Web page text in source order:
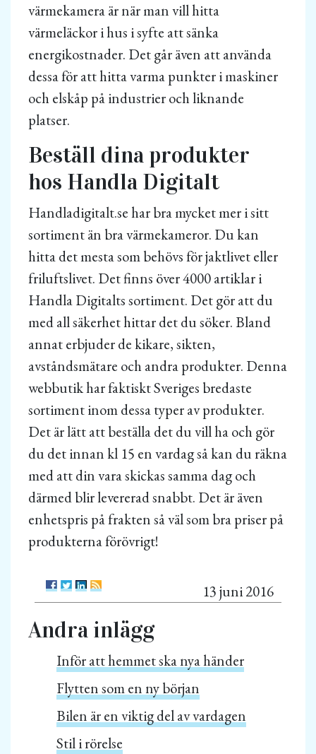
värmekamera är när man vill hitta
värmeläckor i hus i syfte att sänka
energikostnader. Det går även att använda
dessa för att hitta varma punkter i maskiner
och elskåp på industrier och liknande
platser.
Beställ dina produkter
hos Handla Digitalt
Handladigitalt.se har bra mycket mer i sitt
sortiment än bra värmekameror. Du kan
hitta det mesta som behövs för jaktlivet eller
friluftslivet. Det finns över 4000 artiklar i
Handla Digitalts sortiment. Det gör att du
med all säkerhet hittar det du söker. Bland
annat erbjuder de kikare, sikten,
avståndsmätare och andra produkter. Denna
webbutik har faktiskt Sveriges bredaste
sortiment inom dessa typer av produkter.
Det är lätt att beställa det du vill ha och gör
du det innan kl 15 en vardag så kan du räkna
med att din vara skickas samma dag och
därmed blir levererad snabbt. Det är även
enhetspris på frakten så väl som bra priser på
produkterna förövrigt!
13 juni 2016
Andra inlägg
Inför att hemmet ska nya händer
Flytten som en ny början
Bilen är en viktig del av vardagen
Stil i rörelse